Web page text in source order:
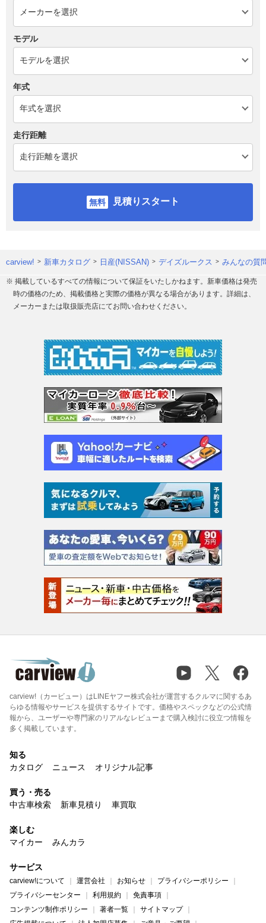
モデル
年式
走行距離
見積りスタート
carview! 新車カタログ 日産(NISSAN) デイズルークス みんなの質
※ 掲載しているすべての情報について保証をいたしかねます。新車価格は発売
時の価格のため、掲載価格と実際の価格が異なる場合があります。詳細は、
メーカーまたは取扱販売店にてお問い合わせください。
carview!（カービュー）はLINEヤフー株式会社が運営するクルマに関するあ
らゆる情報やサービスを提供するサイトです。価格やスペックなどの公式情
報から、ユーザーや専門家のリアルなレビューまで購入検討に役立つ情報を
多く掲載しています。
知る
カタログ
ニュース オリジナル記事
買う・売る
中古車検索
新車見積り 車買取
楽しむ
マイカー
みんカラ
サービス
carview!について 運営会社 お知らせ
プライバシーポリシー
プライバシーセンター
利用規約
免責事項
コンテンツ制作ポリシー
著者一覧
サイトマップ